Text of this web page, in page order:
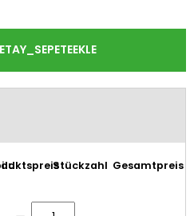
Stückzahl Gesamtpreis